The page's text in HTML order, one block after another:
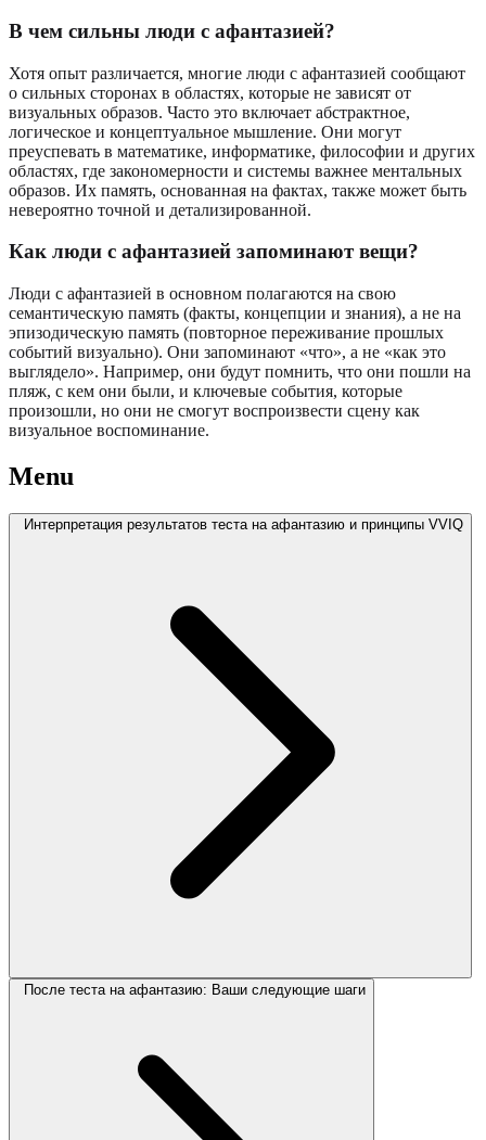
В чем сильны люди с афантазией?
Хотя опыт различается, многие люди с афантазией сообщают
о сильных сторонах в областях, которые не зависят от
визуальных образов. Часто это включает абстрактное,
логическое и концептуальное мышление. Они могут
преуспевать в математике, информатике, философии и других
областях, где закономерности и системы важнее ментальных
образов. Их память, основанная на фактах, также может быть
невероятно точной и детализированной.
Как люди с афантазией запоминают вещи?
Люди с афантазией в основном полагаются на свою
семантическую память (факты, концепции и знания), а не на
эпизодическую память (повторное переживание прошлых
событий визуально). Они запоминают «что», а не «как это
выглядело». Например, они будут помнить, что они пошли на
пляж, с кем они были, и ключевые события, которые
произошли, но они не смогут воспроизвести сцену как
визуальное воспоминание.
Menu
Интерпретация результатов теста на афантазию и принципы VVIQ
После теста на афантазию: Ваши следующие шаги